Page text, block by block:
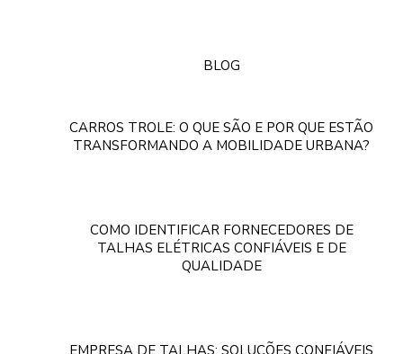
BLOG
CARROS TROLE: O QUE SÃO E POR QUE ESTÃO
TRANSFORMANDO A MOBILIDADE URBANA?
COMO IDENTIFICAR FORNECEDORES DE
TALHAS ELÉTRICAS CONFIÁVEIS E DE
QUALIDADE
EMPRESA DE TALHAS: SOLUÇÕES CONFIÁVEIS